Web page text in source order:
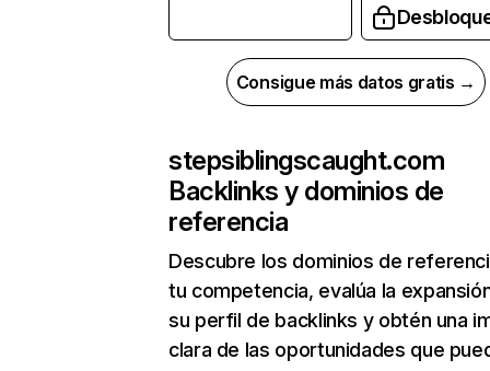
Consigue más datos gratis →
stepsiblingscaught.com
Backlinks y dominios de
referencia
Descubre los dominios de
tu competencia, evalúa la
su perfil de backlinks y obtén una
clara de las oportunidades que